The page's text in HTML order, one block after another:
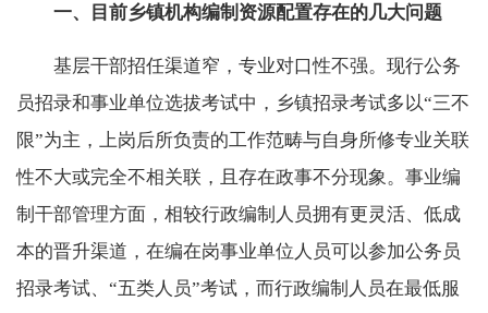
一、目前乡镇机构编制资源配置存在的几大问题
基层干部招任渠道窄，专业对口性不强。现行公务
员招录和事业单位选拔考试中，乡镇招录考试多以“三不
限”为主，上岗后所负责的工作范畴与自身所修专业关联
性不大或完全不相关联，且存在政事不分现象。事业编
制干部管理方面，相较行政编制人员拥有更灵活、低成
本的晋升渠道，在编在岗事业单位人员可以参加公务员
招录考试、“五类人员”考试，而行政编制人员在最低服